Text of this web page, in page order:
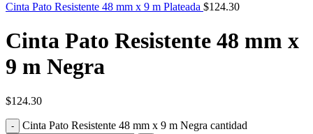
Cinta Pato Resistente 48 mm x 9 m Plateada $124.30
Cinta Pato Resistente 48 mm x
9 m Negra
$124.30
Cinta Pato Resistente 48 mm x 9 m Negra cantidad